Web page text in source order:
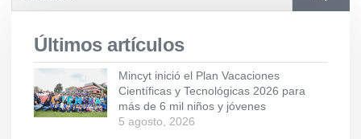
Últimos artículos
Mincyt inició el Plan Vacaciones
Científicas y Tecnológicas 2026 para
más de 6 mil niños y jóvenes
5 agosto, 2026